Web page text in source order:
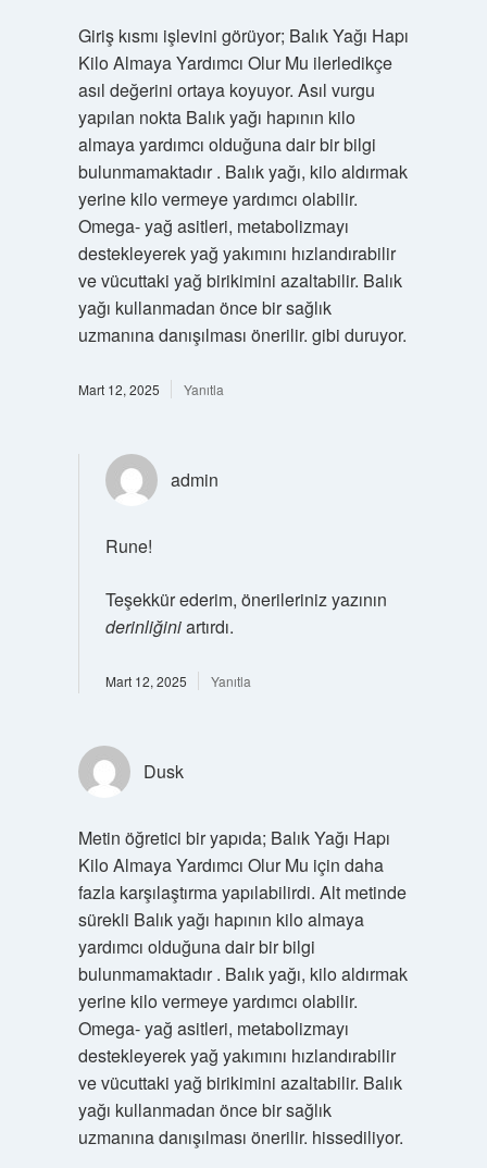
Giriş kısmı işlevini görüyor; Balık Yağı Hapı
Kilo Almaya Yardımcı Olur Mu ilerledikçe
asıl değerini ortaya koyuyor. Asıl vurgu
yapılan nokta Balık yağı hapının kilo
almaya yardımcı olduğuna dair bir bilgi
bulunmamaktadır . Balık yağı, kilo aldırmak
yerine kilo vermeye yardımcı olabilir.
Omega- yağ asitleri, metabolizmayı
destekleyerek yağ yakımını hızlandırabilir
ve vücuttaki yağ birikimini azaltabilir. Balık
yağı kullanmadan önce bir sağlık
uzmanına danışılması önerilir. gibi duruyor.
Mart 12, 2025 Yanıtla
admin
Rune!
Teşekkür ederim, önerileriniz yazının
derinliğiniartırdı.
Mart 12, 2025 Yanıtla
Dusk
Metin öğretici bir yapıda; Balık Yağı Hapı
Kilo Almaya Yardımcı Olur Mu için daha
fazla karşılaştırma yapılabilirdi. Alt metinde
sürekli Balık yağı hapının kilo almaya
yardımcı olduğuna dair bir bilgi
bulunmamaktadır . Balık yağı, kilo aldırmak
yerine kilo vermeye yardımcı olabilir.
Omega- yağ asitleri, metabolizmayı
destekleyerek yağ yakımını hızlandırabilir
ve vücuttaki yağ birikimini azaltabilir. Balık
yağı kullanmadan önce bir sağlık
uzmanına danışılması önerilir. hissediliyor.